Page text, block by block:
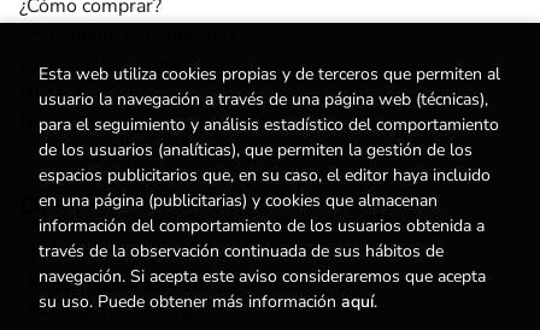
¿Cómo comprar?
Escuelas y centros
Nuestros Servicios
Noticias
Contacto
(+34) 615 55 96 54
info@degestalt.com
Formulario de contacto
Esta web utiliza cookies propias y de terceros que permiten al
usuario la navegación a través de una página web (técnicas),
para el seguimiento y análisis estadístico del comportamiento
de los usuarios (analíticas), que permiten la gestión de los
espacios publicitarios que, en su caso, el editor haya incluido
en una página (publicitarias) y cookies que almacenan
información del comportamiento de los usuarios obtenida a
través de la observación continuada de sus hábitos de
navegación. Si acepta este aviso consideraremos que acepta
su uso. Puede obtener más información aquí.